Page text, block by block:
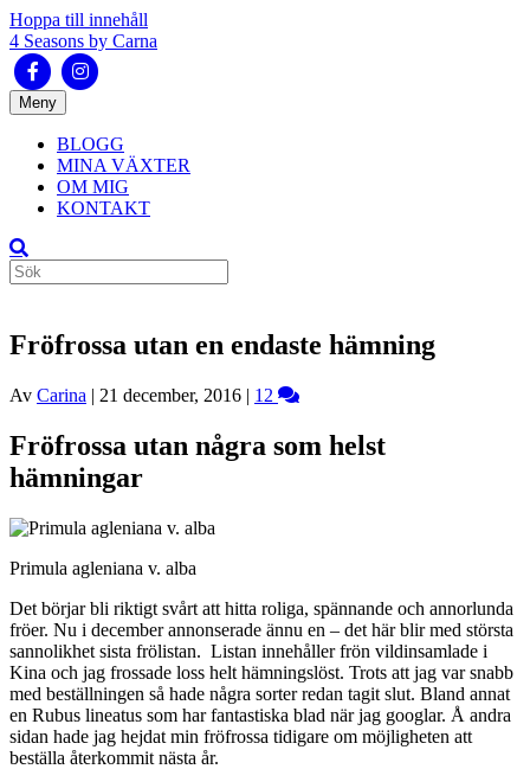
Hoppa till innehåll
4 Seasons by Carna
FacebookInstagram
Meny
BLOGG
MINA VÄXTER
OM MIG
KONTAKT
Fröfrossa utan en endaste hämning
Av Carina | 21 december, 2016 | 12
Fröfrossa utan några som helst
hämningar
Primula agleniana v. alba
Det börjar bli riktigt svårt att hitta roliga, spännande och annorlunda
fröer. Nu i december annonserade ännu en – det här blir med största
sannolikhet sista frölistan. Listan innehåller frön vildinsamlade i
Kina och jag frossade loss helt hämningslöst. Trots att jag var snabb
med beställningen så hade några sorter redan tagit slut. Bland annat
en Rubus lineatus som har fantastiska blad när jag googlar. Å andra
sidan hade jag hejdat min fröfrossa tidigare om möjligheten att
beställa återkommit nästa år.